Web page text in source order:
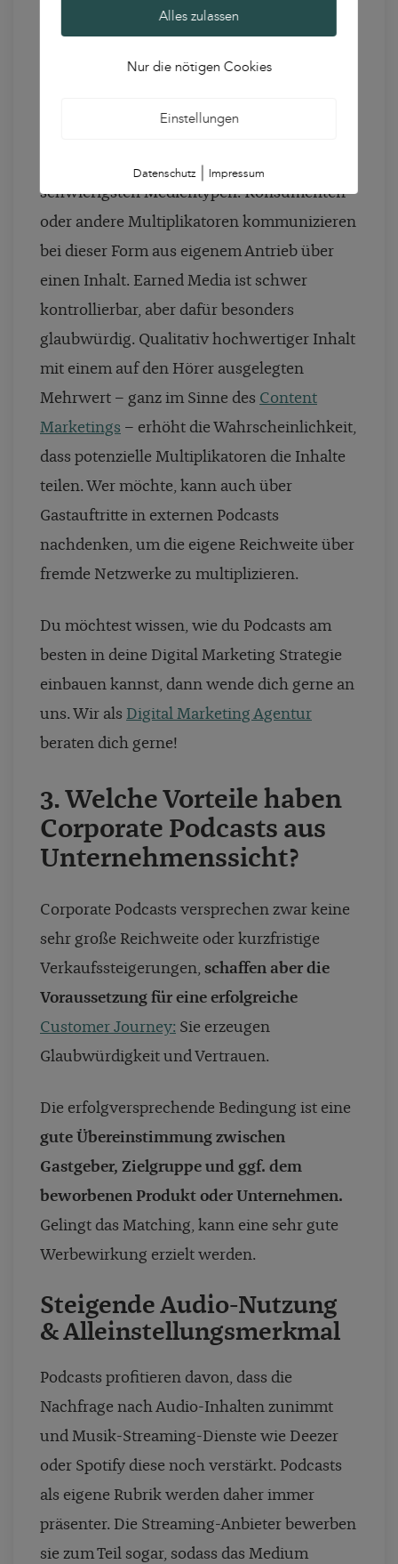
beschriebenen Werbeformen die
– einen der attraktivsten, aber auch
schwierigsten Medientypen. Konsumenten
oder andere Multiplikatoren kommunizieren
bei dieser Form aus eigenem Antrieb über
einen Inhalt. Earned Media ist schwer
kontrollierbar, aber dafür besonders
glaubwürdig. Qualitativ hochwertiger Inhalt
mit einem auf den Hörer ausgelegten
Mehrwert – ganz im Sinne des Content
Marketings – erhöht die Wahrscheinlichkeit,
dass potenzielle Multiplikatoren die Inhalte
teilen. Wer möchte, kann auch über
Gastauftritte in externen Podcasts
nachdenken, um die eigene Reichweite über
fremde Netzwerke zu multiplizieren.
Du möchtest wissen, wie du Podcasts am
besten in deine Digital Marketing Strategie
einbauen kannst, dann wende dich gerne an
uns. Wir als Digital Marketing Agentur
beraten dich gerne!
3. Welche Vorteile haben
Corporate Podcasts aus
Unternehmenssicht?
Corporate Podcasts versprechen zwar keine
sehr große Reichweite oder kurzfristige
Verkaufssteigerungen, schaffen aber die
Voraussetzung für eine erfolgreiche
Customer Journey: Sie erzeugen
Glaubwürdigkeit und Vertrauen.
Die erfolgversprechende Bedingung ist eine
gute Übereinstimmung zwischen
Gastgeber, Zielgruppe und ggf. dem
beworbenen Produkt oder Unternehmen.
Gelingt das Matching, kann eine sehr gute
Werbewirkung erzielt werden.
Steigende Audio-Nutzung
& Alleinstellungsmerkmal
Podcasts profitieren davon, dass die
Nachfrage nach Audio-Inhalten zunimmt
und Musik-Streaming-Dienste wie Deezer
oder Spotify diese noch verstärkt. Podcasts
als eigene Rubrik werden daher immer
präsenter. Die Streaming-Anbieter bewerben
sie zum Teil sogar, sodass das Medium
Alles zulassen
Nur die nötigen Cookies
Einstellungen
Datenschutz| Impressum